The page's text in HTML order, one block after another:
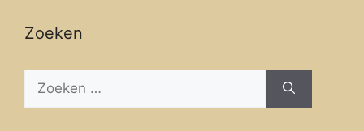
Zoeken
naar: